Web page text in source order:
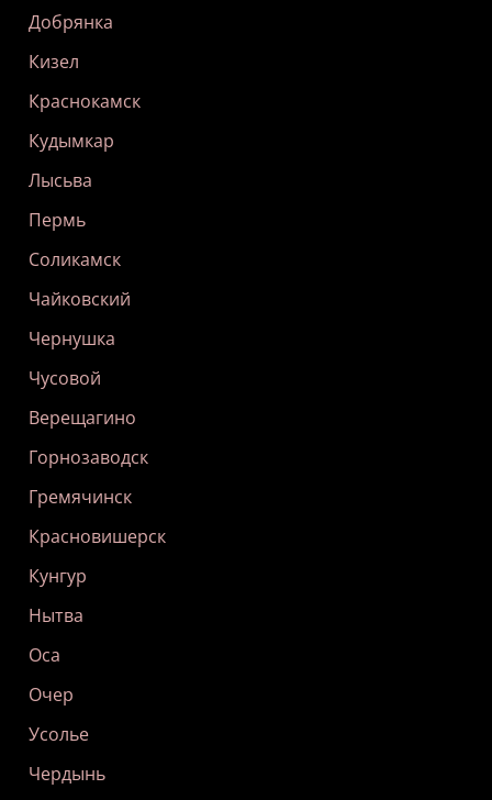
Добрянка
Кизел
Краснокамск
Кудымкар
Лысьва
Пермь
Соликамск
Чайковский
Чернушка
Чусовой
Верещагино
Горнозаводск
Гремячинск
Красновишерск
Кунгур
Нытва
Оса
Очер
Усолье
Чердынь